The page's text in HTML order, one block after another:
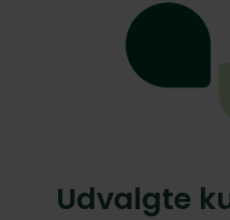
Udvalgte